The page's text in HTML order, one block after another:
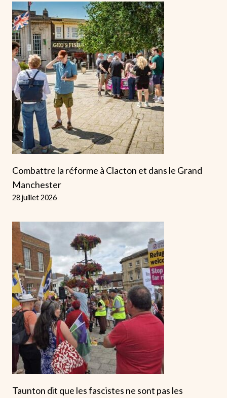
Combattre la réforme à Clacton et dans le Grand
Manchester
28 juillet 2026
Taunton dit que les fascistes ne sont pas les